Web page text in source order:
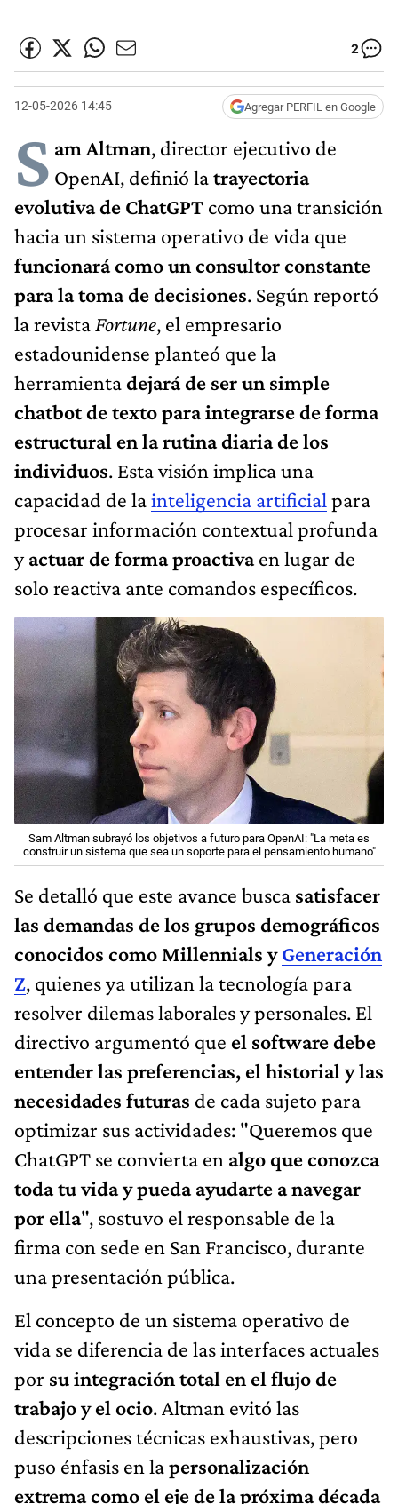
2
12-05-2026 14:45 Agregar PERFIL en Google
S am Altman, director ejecutivo de
OpenAI, definió latrayectoria
evolutiva de ChatGPT como una transición
hacia un sistema operativo de vida que
funcionará como un consultor constante
para la toma de decisiones. Según reportó
la revista Fortune, el empresario
estadounidense planteó que la
herramientadejará de ser un simple
chatbot de texto para integrarse de forma
estructural en la rutina diaria de los
individuos. Esta visión implica una
capacidad de lainteligencia artificial para
procesar información contextual profunda
yactuar de forma proactivaen lugar de
solo reactiva ante comandos específicos.
Sam Altman subrayó los objetivos a futuro para OpenAI: "La meta es
construir un sistema que sea un soporte para el pensamiento humano"
Se detalló que este avance busca satisfacer
las demandas de los grupos demográficos
conocidos como Millennials yGeneración
Z, quienes ya utilizan la tecnología para
resolver dilemas laborales y personales. El
directivo argumentó que el software debe
entender las preferencias, el historial y las
necesidades futuras de cada sujeto para
optimizar sus actividades: "Queremos que
ChatGPT se convierta en algo que conozca
toda tu vida y pueda ayudarte a navegar
por ella", sostuvo el responsable de la
firma con sede en San Francisco, durante
una presentación pública.
El concepto de un sistema operativo de
vida se diferencia de las interfaces actuales
por su integración total en el flujo de
trabajo y el ocio. Altman evitó las
descripciones técnicas exhaustivas, pero
puso énfasis en lapersonalización
extrema como el eje de la próxima década